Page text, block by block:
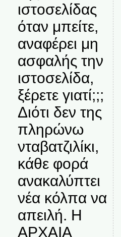
ιστοσελίδας
όταν μπείτε,
αναφέρει μη
ασφαλής την
ιστοσελίδα,
ξέρετε γιατί;;;
Διότι δεν της
πληρώνω
νταβατζιλίκι,
κάθε φορά
ανακαλύπτει
νέα κόλπα να
απειλή. Η
ΑΡΧΑΙΑ